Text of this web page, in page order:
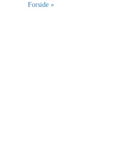
Forside »